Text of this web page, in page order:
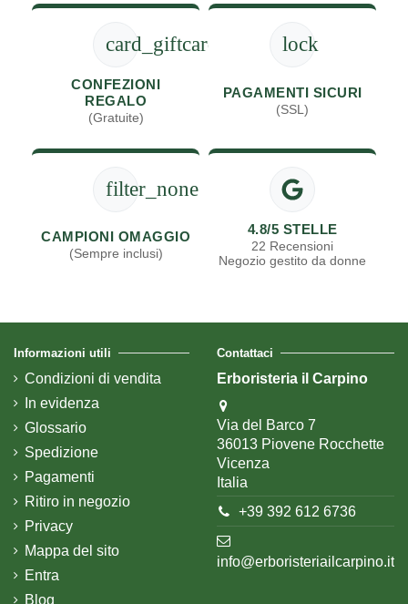
card_giftcard
CONFEZIONI
REGALO
(Gratuite)
lock
PAGAMENTI SICURI
(SSL)
filter_none
CAMPIONI OMAGGIO
(Sempre inclusi)
4.8/5 STELLE
22 Recensioni
Negozio gestito da donne
Informazioni utili
Condizioni di vendita
In evidenza
Glossario
Spedizione
Pagamenti
Ritiro in negozio
Privacy
Mappa del sito
Entra
Blog
Contattaci
Erboristeria il Carpino
Via del Barco 7
36013 Piovene Rocchette
Vicenza
Italia
+39 392 612 6736
info@erboristeriailcarpino.it